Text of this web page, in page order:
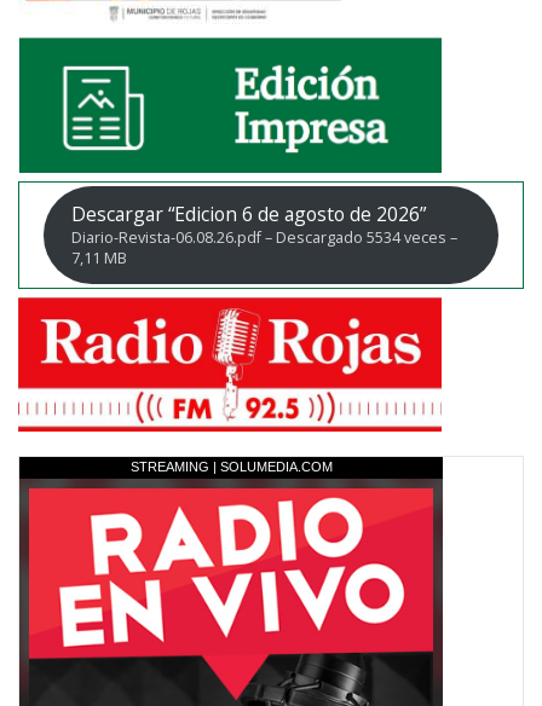
Descargar “Edicion 6 de agosto de 2026”
Diario-Revista-06.08.26.pdf – Descargado 5534 veces –
7,11 MB